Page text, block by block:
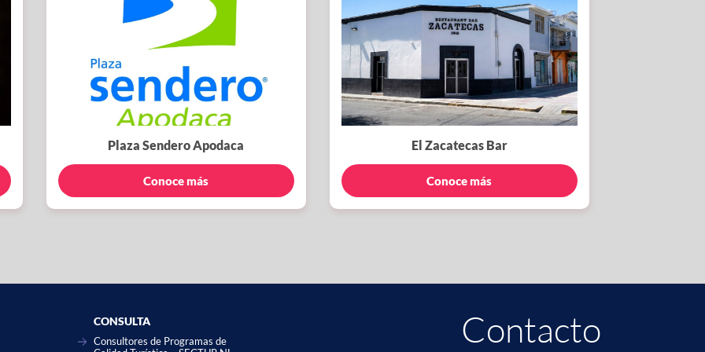
Plaza Sendero Apodaca
Conoce más
El Zacatecas Bar
Conoce más
CONSULTA
Consultores de Programas de
Contacto